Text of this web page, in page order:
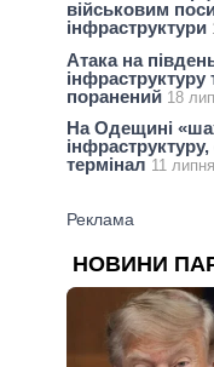
військовим
інфраструктури
Атака на
поранений 18
На Одещині
термінал 11